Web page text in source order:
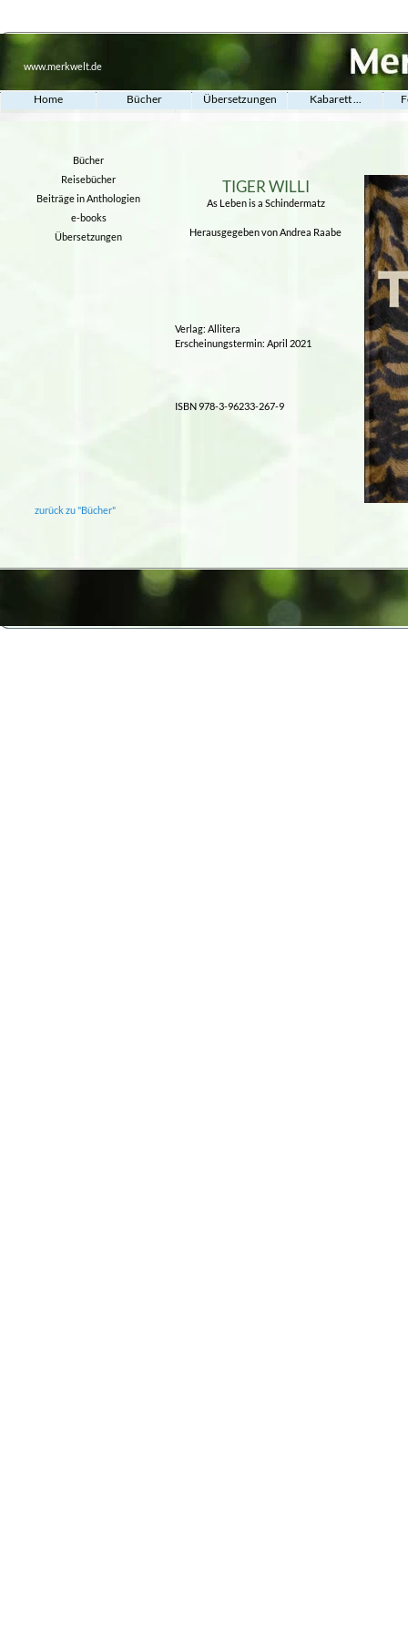
Bücher
Reisebücher
Beiträge in Anthologien
e-books
Übersetzungen
TIGER WILLI
As Leben is a Schindermatz
Herausgegeben von Andrea Raabe
Verlag: Allitera
Erscheinungstermin: April 2021
ISBN 978-3-96233-267-9
zurück zu "Bücher"
www.merkwelt.de
Home Bücher Übersetzungen Kabarett ...